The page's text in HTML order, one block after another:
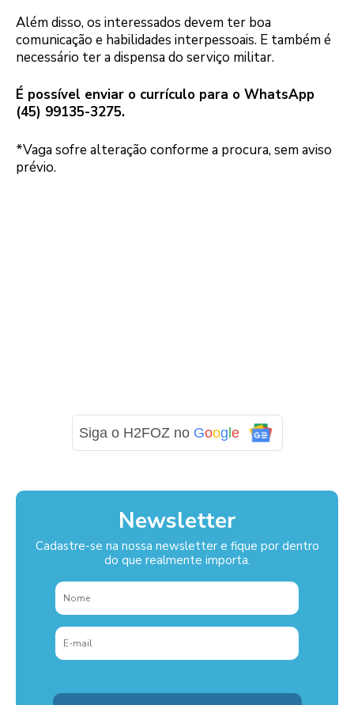
Além disso, os interessados devem ter boa
comunicação e habilidades interpessoais. E também é
necessário ter a dispensa do serviço militar.
É possível enviar o currículo para o WhatsApp
(45) 99135-3275.
*Vaga sofre alteração conforme a procura, sem aviso
prévio.
Siga o H2FOZ no Google
Newsletter
Cadastre-se na nossa newsletter e fique por dentro
do que realmente importa.